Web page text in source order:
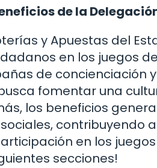
de la
y Apuestas del
en los juegos
de concienciación
fomentar una
los beneficios
contribuyendo
en los
secciones!